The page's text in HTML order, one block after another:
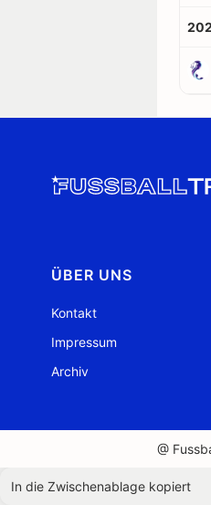
ÜBER UNS
Kontakt
Impressum
Archiv
@
In die Zwischenablage kopiert